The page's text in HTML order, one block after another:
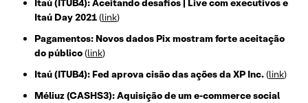
Itaú (ITUB4): Aceitando desafios | Live com executivos e
Itaú Day 2021(link)
Pagamentos: Novos dados Pix mostram forte aceitação
do público(link)
Itaú (ITUB4): Fed aprova cisão das ações da XP Inc.(link)
Méliuz (CASHS3): Aquisição de um e-commerce social